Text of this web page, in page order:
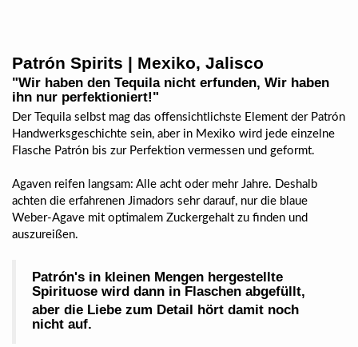
Patrón Spirits | Mexiko, Jalisco
"Wir haben den Tequila nicht erfunden, Wir haben
ihn nur perfektioniert!"
Der Tequila selbst mag das offensichtlichste Element der Patrón
Handwerksgeschichte sein, aber in Mexiko wird jede einzelne
Flasche Patrón bis zur Perfektion vermessen und geformt.
Agaven reifen langsam: Alle acht oder mehr Jahre. Deshalb
achten die erfahrenen Jimadors sehr darauf, nur die blaue
Weber-Agave mit optimalem Zuckergehalt zu finden und
auszureißen.
Patrón's in kleinen Mengen hergestellte
Spirituose wird dann in Flaschen abgefüllt,
aber die Liebe zum Detail hört damit noch
nicht auf.